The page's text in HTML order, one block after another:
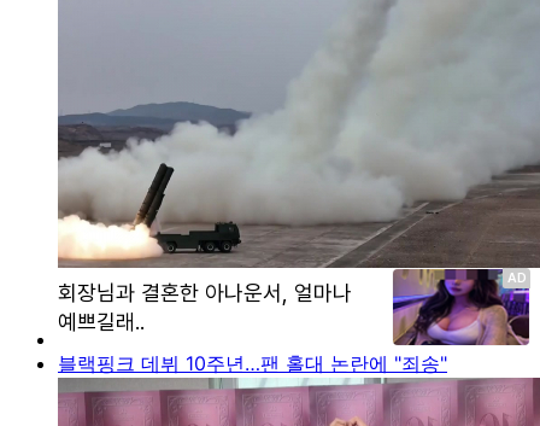
블랙핑크 데뷔 10주년…팬 홀대 논란에 "죄송"